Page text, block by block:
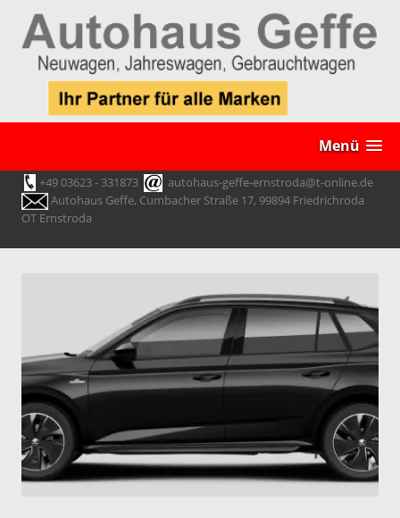
Menü
+49 03623 - 331873
autohaus-geffe-ernstroda@t-online.de
Autohaus Geffe, Cumbacher Straße 17, 99894 Friedrichroda
OT Ernstroda